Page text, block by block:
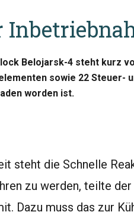
Belojarsk-4 steht kurz
sowie 22 Steuer-
worden ist.
steht die Schnelle
zu werden, teilte
Dazu muss das zur